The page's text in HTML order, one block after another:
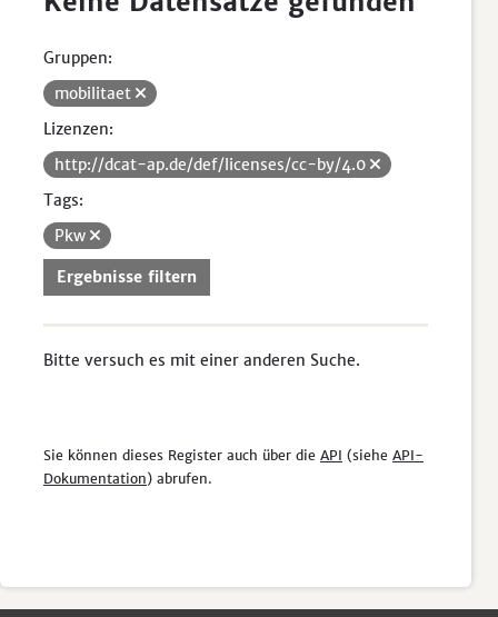
Gruppen:
mobilitaet
Lizenzen:
http://dcat-ap.de/def/licenses/cc-by/4.0
Tags:
Pkw
Ergebnisse filtern
Bitte versuch es mit einer anderen Suche.
Sie können dieses Register auch über die API (siehe API-
Dokumentation) abrufen.